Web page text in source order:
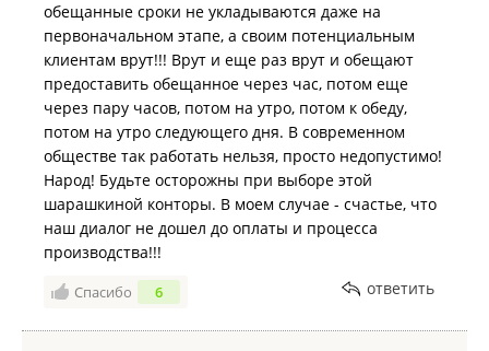
обещанные сроки не укладываются даже на
первоначальном этапе, а своим потенциальным
клиентам врут!!! Врут и еще раз врут и обещают
предоставить обещанное через час, потом еще
через пару часов, потом на утро, потом к обеду,
потом на утро следующего дня. В современном
обществе так работать нельзя, просто недопустимо!
Народ! Будьте осторожны при выборе этой
шарашкиной конторы. В моем случае - счастье, что
наш диалог не дошел до оплаты и процесса
производства!!!
Спасибо 6 ответить